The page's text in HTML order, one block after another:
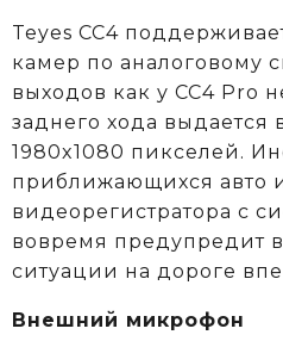
Teyes CC4
камер по аналоговому
выходов как у CC4 Pro
заднего хода выдается
1980x1080 пикселей.
приближающихся авто
видеорегистратора с
вовремя предупредит
ситуации на дороге
Внешний микрофон